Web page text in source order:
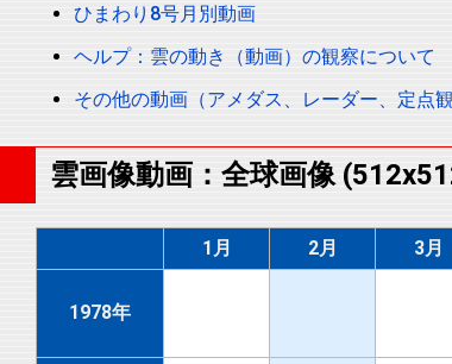
ひまわり8号月別動画
ヘルプ：雲の動き（動画）の観察について
その他の動画（アメダス、レーダー、定点観
雲画像動画：全球画像
1月 2月 3月
1978年